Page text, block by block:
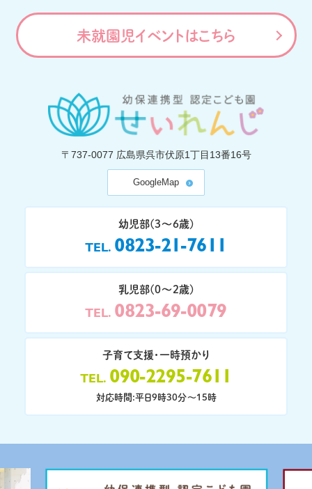
未就園児イベントはこちら
〒737-0077 広島県呉市伏原1丁目13番16号
GoogleMap
幼児部(3〜6歳)
TEL 0823-21-7611
乳児部(0〜2歳)
TEL 0823-69-0079
子育て支援・一時預かり
TEL 090-2295-7611
対応時間:平日9時30分〜15時